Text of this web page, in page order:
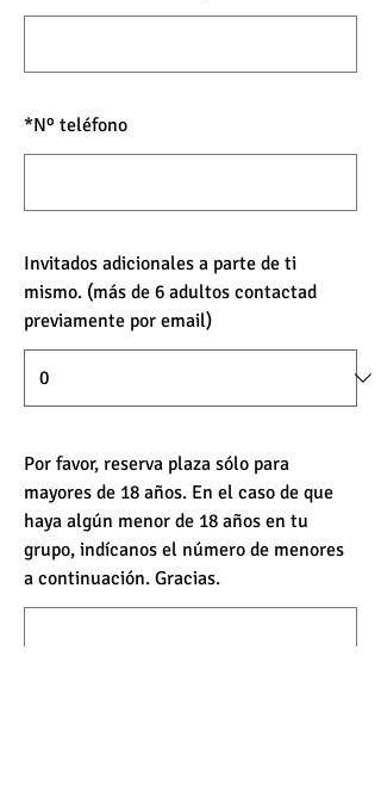
*Nº teléfono
Invitados adicionales a parte de ti
mismo. (más de 6 adultos contactad
previamente por email)
Por favor, reserva plaza sólo para
mayores de 18 años. En el caso de que
haya algún menor de 18 años en tu
grupo, indícanos el número de menores
a continuación. Gracias.